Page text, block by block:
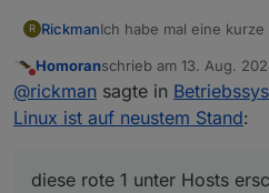
R RickmanIch habe mal eine
Kann man die auch
schon gesucht, aber
Mich nervt es, wenn ich
Herzinfarkt...
Nicht stören
Homoranschrieb am 13. Aug.
zuletzt editiert von
@rickman sagte in
Linux ist auf neustem Stand:
diese rote 1 unter Hosts